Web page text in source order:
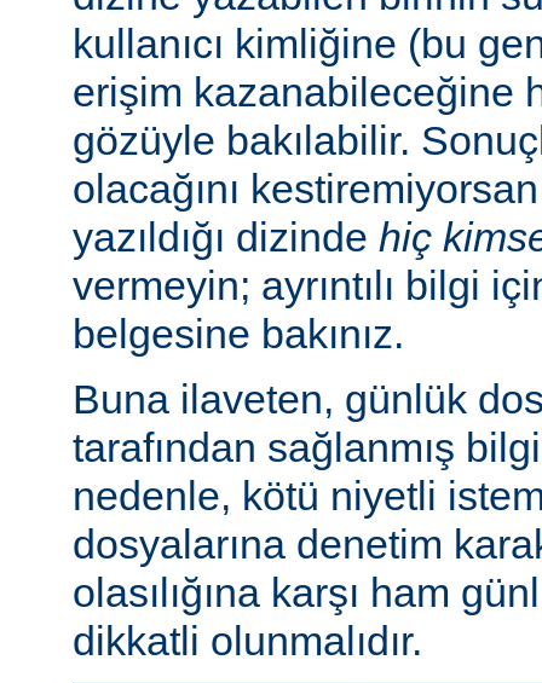
kullanıcı kimliğine (bu
erişim kazanabileceğine
gözüyle bakılabilir.
olacağını
yazıldığı dizinde hiç
vermeyin; ayrıntılı bilgi
belgesine bakınız.
Buna ilaveten, günlük
tarafından sağlanmış
nedenle, kötü niyetli
dosyalarına denetim
olasılığına karşı ham
dikkatli olunmalıdır.